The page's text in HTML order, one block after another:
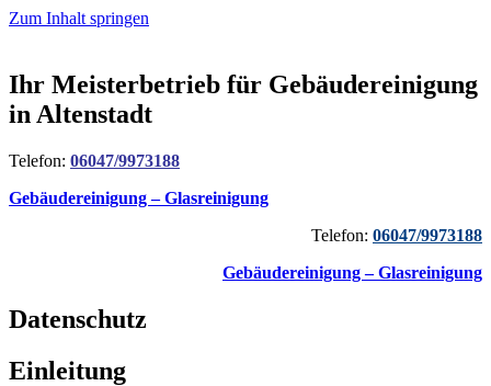
Zum Inhalt springen
Ihr Meisterbetrieb für Gebäudereinigung
in Altenstadt
Telefon: 06047/9973188
Gebäudereinigung – Glasreinigung
Telefon: 06047/9973188
Gebäudereinigung – Glasreinigung
Datenschutz
Einleitung